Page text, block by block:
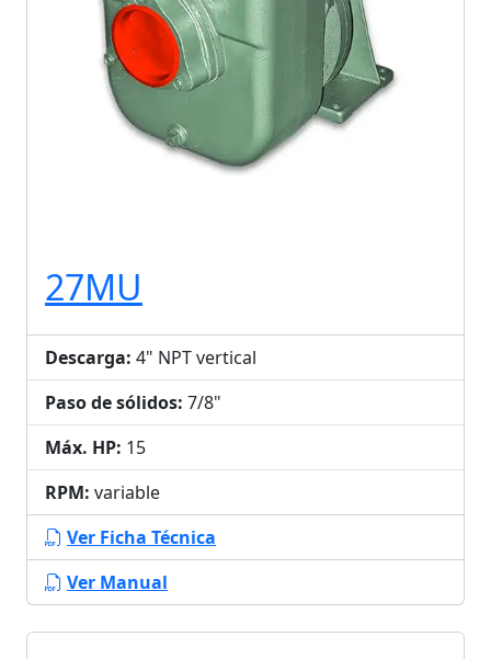
27MU
Descarga: 4" NPT vertical
Paso de sólidos: 7/8"
Máx. HP: 15
RPM: variable
Ver Ficha Técnica
Ver Manual